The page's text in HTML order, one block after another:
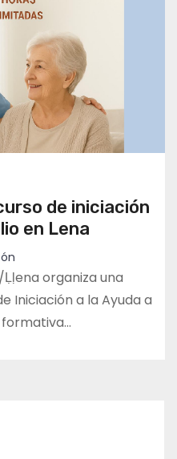
de iniciación
en Lena
organiza una
Iniciación a la Ayuda a